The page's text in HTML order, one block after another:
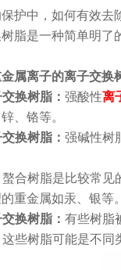
护中，如何有效去
脂是一种简单明了
属离子的离子交换
换树脂： 强酸性离
、铬等。
换树脂： 强碱性树
螯合树脂是比较常见
重金属如汞、银等。
换树脂： 有些树脂
这些树脂可能是不同